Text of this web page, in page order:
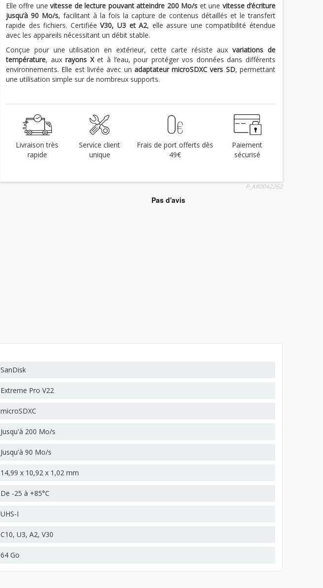
Elle offre unevitesse de lecture pouvant atteindre 200 Mo/s et une vitesse d’écriture
jusqu’à 90 Mo/s, facilitant à la fois la capture de contenus détaillés et le transfert
rapide des fichiers. CertifiéeV30, U3 et A2, elle assure une compatibilité étendue
avec les appareils nécessitant un débit stable.
Conçue pour une utilisation en extérieur, cette carte résiste auxvariations de
température, auxrayons Xet à l’eau, pour protéger vos données dans différents
environnements. Elle est livrée avec un adaptateur microSDXC vers SD, permettant
une utilisation simple sur de nombreux supports.
Livraison très
rapide
Service client
unique
Frais de port offerts dès
49€
Paiement
sécurisé
P_AR0042262
SanDisk
Extreme Pro V22
microSDXC
Jusqu'à 200 Mo/s
Jusqu'à 90 Mo/s
14,99 x 10,92 x 1,02 mm
De -25 à +85°C
UHS-I
C10, U3, A2, V30
64 Go